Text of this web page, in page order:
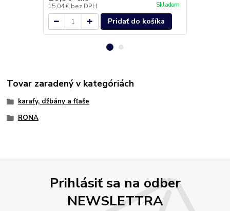
15,04 € bez DPH Skladom
Pridať do košíka
Tovar zaradený v kategóriách
karafy, džbány a fľaše
RONA
Prihlásiť sa na odber
NEWSLETTRA